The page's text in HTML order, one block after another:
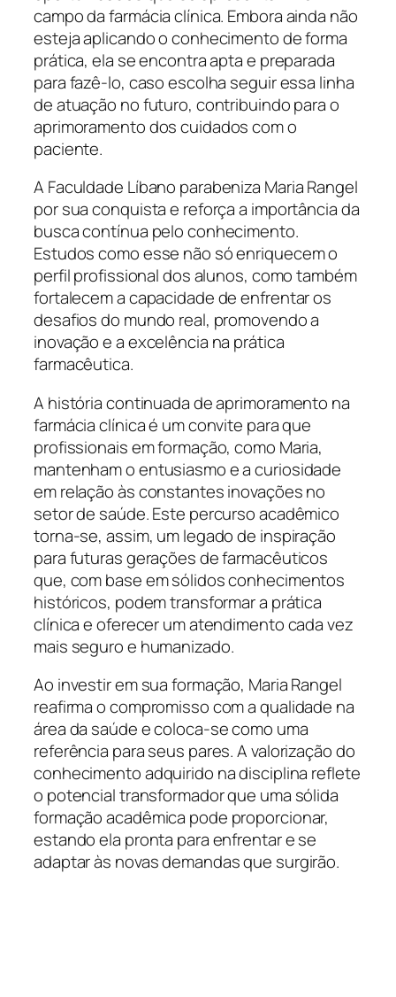
campo da farmácia clínica. Embora ainda não
esteja aplicando o conhecimento de forma
prática, ela se encontra apta e preparada
para fazê-lo, caso escolha seguir essa linha
de atuação no futuro, contribuindo para o
aprimoramento dos cuidados com o
paciente.
A Faculdade Líbano parabeniza Maria Rangel
por sua conquista e reforça a importância da
busca contínua pelo conhecimento.
Estudos como esse não só enriquecem o
perfil profissional dos alunos, como também
fortalecem a capacidade de enfrentar os
desafios do mundo real, promovendo a
inovação e a excelência na prática
farmacêutica.
A história continuada de aprimoramento na
farmácia clínica é um convite para que
profissionais em formação, como Maria,
mantenham o entusiasmo e a curiosidade
em relação às constantes inovações no
setor de saúde. Este percurso acadêmico
torna-se, assim, um legado de inspiração
para futuras gerações de farmacêuticos
que, com base em sólidos conhecimentos
históricos, podem transformar a prática
clínica e oferecer um atendimento cada vez
mais seguro e humanizado.
Ao investir em sua formação, Maria Rangel
reafirma o compromisso com a qualidade na
área da saúde e coloca-se como uma
referência para seus pares. A valorização do
conhecimento adquirido na disciplina reflete
o potencial transformador que uma sólida
formação acadêmica pode proporcionar,
estando ela pronta para enfrentar e se
adaptar às novas demandas que surgirão.